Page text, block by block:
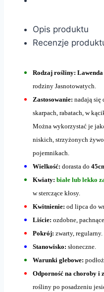
Opis produktu
Recenzje
Rodzaj rośliny:
rodziny Jasnotowatych.
Zastosowanie: nadają się
skarpach, rabatach, w
Można wykorzystać je
niskich, strzyżonych
pojemnikach.
Wielkość: dorasta do
Kwiaty: białe lub lekko
w sterczące kłosy.
Kwitnienie: od lipca do
Liście: ozdobne,
Pokrój: zwarty, regularny.
Stanowisko: słoneczne.
Warunki glebowe:
Odporność na choroby i
rośliny po posadzeniu